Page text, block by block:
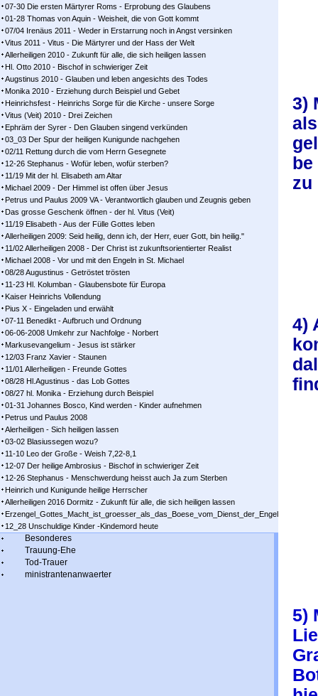
07-30 Die ersten Märtyrer Roms - Erprobung des Glaubens
01-28 Thomas von Aquin - Weisheit, die von Gott kommt
07/04 Irenäus 2011 - Weder in Erstarrung noch in Angst versinken
Vitus 2011 - Vitus - Die Märtyrer und der Hass der Welt
Allerheiligen 2010 - Zukunft für alle, die sich heiligen lassen
Hl. Otto 2010 - Bischof in schwieriger Zeit
Augstinus 2010 - Glauben und leben angesichts des Todes
Monika 2010 - Erziehung durch Beispiel und Gebet
Heinrichsfest - Heinrichs Sorge für die Kirche - unsere Sorge
Vitus (Veit) 2010 - Drei Zeichen
Ephräm der Syrer - Den Glauben singend verkünden
03_03 Der Spur der heiligen Kunigunde nachgehen
02/11 Rettung durch die vom Herrn Gesegnete
12-26 Stephanus - Wofür leben, wofür sterben?
11/19 Mit der hl. Elisabeth am Altar
Michael 2009 - Der Himmel ist offen über Jesus
Petrus und Paulus 2009 VA - Verantwortlich glauben und Zeugnis geben
Das grosse Geschenk öffnen - der hl. Vitus (Veit)
11/19 Elisabeth - Aus der Fülle Gottes leben
Allerheiligen 2009: Seid heilig, denn ich, der Herr, euer Gott, bin heilig."
11/02 Allerheiligen 2008 - Der Christ ist zukunftsorientierter Realist
Michael 2008 - Vor und mit den Engeln in St. Michael
08/28 Augustinus - Getröstet trösten
11-23 Hl. Kolumban - Glaubensbote für Europa
Kaiser Heinrichs Vollendung
Pius X - Eingeladen und erwählt
07-11 Benedikt - Aufbruch und Ordnung
06-06-2008 Umkehr zur Nachfolge - Norbert
Markusevangelium - Jesus ist stärker
12/03 Franz Xavier - Staunen
11/01 Allerheiligen - Freunde Gottes
08/28 Hl.Agustinus - das Lob Gottes
08/27 hl. Monika - Erziehung durch Beispiel
01-31 Johannes Bosco, Kind werden - Kinder aufnehmen
Petrus und Paulus 2008
Alerheiligen - Sich heiligen lassen
03-02 Blasiussegen wozu?
11-10 Leo der Große - Weish 7,22-8,1
12-07 Der heilige Ambrosius - Bischof in schwieriger Zeit
12-26 Stephanus - Menschwerdung heisst auch Ja zum Sterben
Heinrich und Kunigunde heilige Herrscher
Allerheiligen 2016 Dormitz - Zukunft für alle, die sich heiligen lassen
Erzengel_Gottes_Macht_ist_groesser_als_das_Boese_vom_Dienst_der_Engel
12_28 Unschuldige Kinder -Kindemord heute
Besonderes
Trauung-Ehe
Tod-Trauer
ministrantenanwaerter
3)
zu
4)
5)